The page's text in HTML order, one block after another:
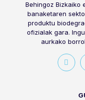
Behingoz Bizkaiko
banaketaren
produktu
ofizialak gara.
aurkako